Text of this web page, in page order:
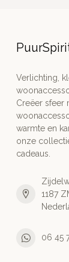
Verlichting,
Creëer sfeer
warmte en
onze
cadeaus.
1187
06 45